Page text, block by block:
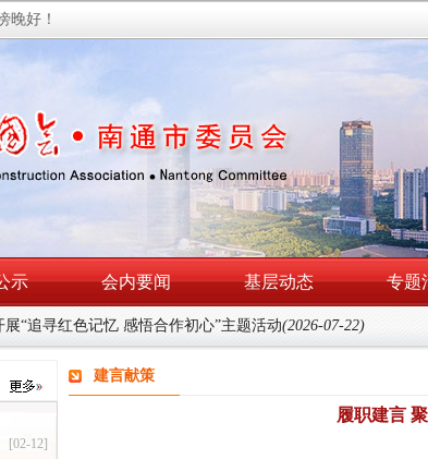
晚好！
示 会内要闻 基层动态 专题
“追寻红色记忆 感悟合作初心”主题活动(2026-07-22)
[02-12]
建言献策
履职建言